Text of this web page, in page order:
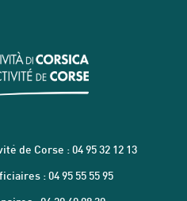
de Corse : 04 95 32 12 13
: 04 95 55 55 95